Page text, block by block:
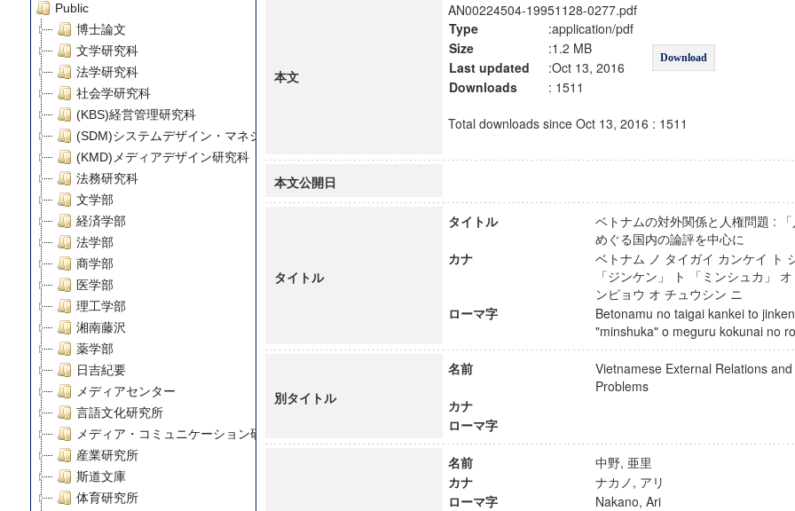
Public
博士論文
文学研究科
法学研究科
社会学研究科
(KBS)経営管理研究科
(SDM)システムデザイン・マネジメント研究科
(KMD)メディアデザイン研究科
法務研究科
文学部
経済学部
法学部
商学部
医学部
理工学部
湘南藤沢
薬学部
日吉紀要
メディアセンター
言語文化研究所
メディア・コミュニケーション研究所
産業研究所
斯道文庫
体育研究所
本文
AN00224504-19951128-0277.pdf
Type
:application/pdf
Download
Size
:1.2 MB
Last updated
:Oct 13, 2016
Downloads
: 1511
Total downloads since Oct 13, 2016 : 1511
本文公開日
タイトル
タイトル
ベトナムの対外関係と人権問題 :
めぐる国内の論評を中心に
カナ
ベトナム ノ タイガイ カンケイ ト
「ジンケン」 ト 「ミンシュカ」
ンピョウ オ チュウシン ニ
ローマ字
Betonamu no taigai kankei to
"minshuka" o meguru kokunai no
別タイトル
名前
Vietnamese External Relations
Problems
カナ
ローマ字
名前
中野, 亜里
カナ
ナカノ, アリ
ローマ字
Nakano, Ari